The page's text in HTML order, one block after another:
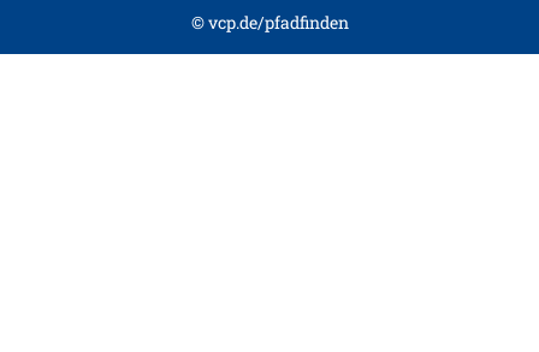
© vcp.de/pfadfinden